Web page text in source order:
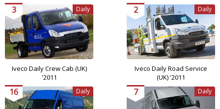
Iveco Daily Crew Cab (UK)
'2011
3 Daily
Iveco Daily Road Service
(UK) '2011
2 Daily
16 Daily 7 Daily